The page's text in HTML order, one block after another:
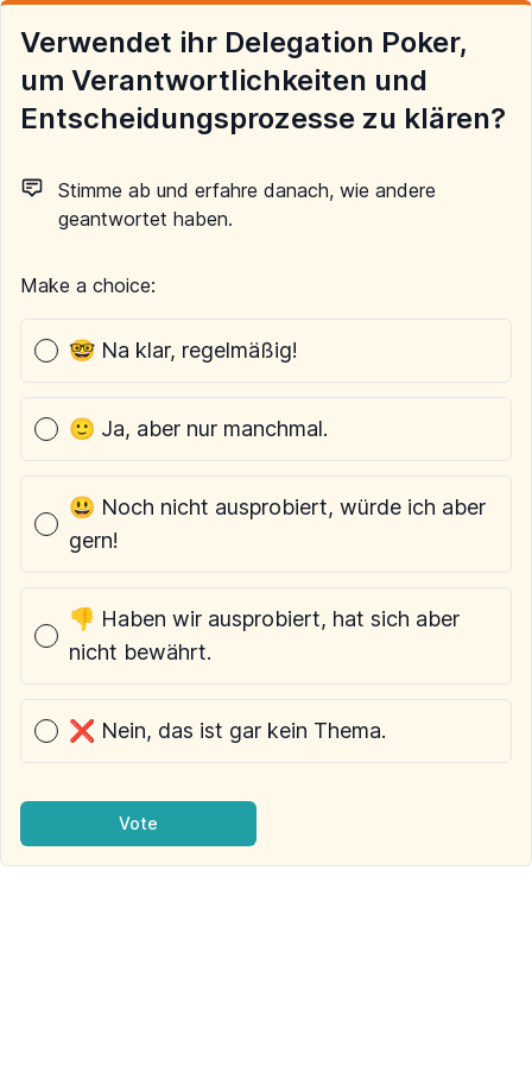
Verwendet ihr Delegation Poker,
um Verantwortlichkeiten und
Entscheidungsprozesse zu klären?
Stimme ab und erfahre danach, wie andere
geantwortet haben.
Make a choice:
Poll options
🤓 Na klar, regelmäßig!
🙂 Ja, aber nur manchmal.
😃 Noch nicht ausprobiert, würde ich aber
gern!
👎 Haben wir ausprobiert, hat sich aber
nicht bewährt.
❌ Nein, das ist gar kein Thema.
Vote